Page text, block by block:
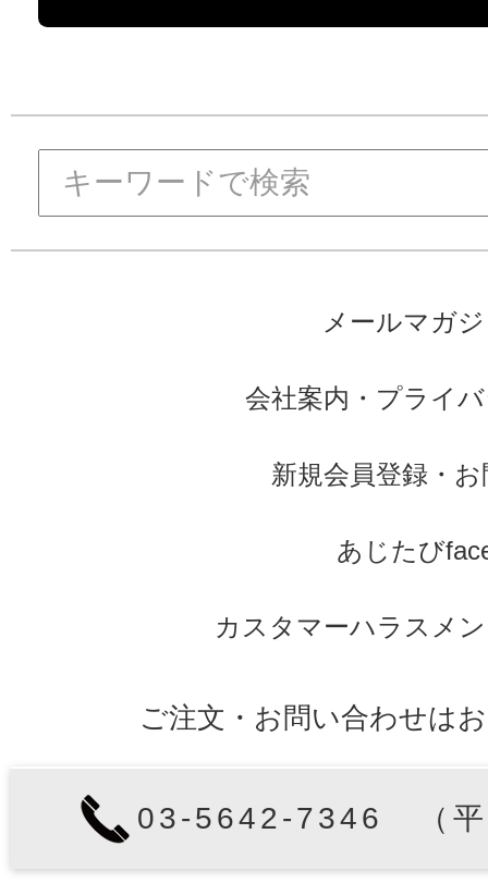
メールマガ
会社案内 ・ プライ
新規会員登録 ・
あじたび
カスタマーハラスメ
ご注文・お問い合わせは
03-5642-7346 （平